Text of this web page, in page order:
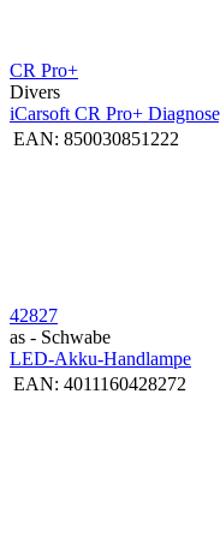
CR Pro+
Divers
iCarsoft CR Pro+
EAN: 850030851222
42827
as - Schwabe
LED-Akku-Handlampe
EAN: 4011160428272